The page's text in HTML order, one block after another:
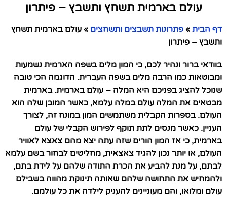
עולם בארמית תשחץ ותשבץ – פיתרון
דף הבית » פתרונות תשבצים ותשחצים » עולם בארמית תשחץ
ותשבץ – פיתרון
בוודאי ברור ונהיר לכם, כי המון מלים בשפה הארמית נשמעות
ומבוטאות כמו הרבה מלים בשפה העברית. הדוגמה הכי טובה
שנוכל להציג בפניכם היא המלה – עולם בארמית. בארמית
מבטאים את המלה עולם במלה עלמא, כאשר המובן שלה הוא
העולם. בספרות הקבלית משתמשים המון במונח זה, לצורך
העניין. כאשר מנסים לתת תוקף לפירוש הקבלי של עולם
בארמית, כי אז המון הורים שזה עתה יצא מהם צאצא לאוויר
העולם, או יותר נכון להגיד צאצאית, מחליטים לבחור בשם עלמא
לבתם, על מנת להביע את הכרת התודה שלהם על לידת בתם,
ולהמחיש את התחושה שלהם שאותה תינוקת מהווה בשבילם
עולם ומלואו, והם מעוניינים להעניק לילדה את כל עולמם.